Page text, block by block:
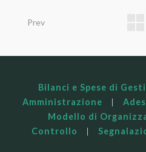
Prev
Bilanci e Spese di
Amministrazione
|
Modello di
Controllo
|